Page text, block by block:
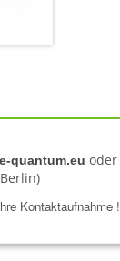
quantum.eu oder
Kontaktaufnahme !